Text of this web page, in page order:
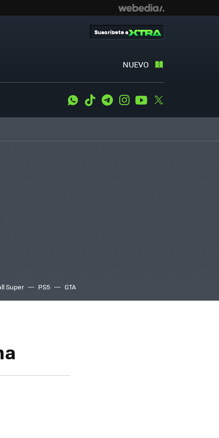
NUEVO
Suscríbete a
WhatsApp
Tiktok TelegramInstagramYoutube
Super PS5 GTA